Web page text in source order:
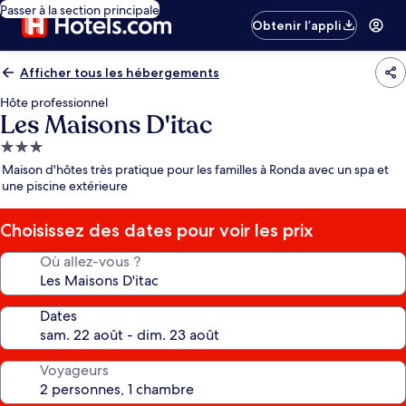
Passer à la section principale
Obtenir l’appli
Afficher tous les hébergements
Hôte professionnel
Les Maisons D'itac
Hébergement
3.0 étoiles
Maison d'hôtes très pratique pour les familles à Ronda avec un spa et
une piscine extérieure
Choisissez des dates pour voir les prix
Où allez-vous ?
Dates
Voyageurs